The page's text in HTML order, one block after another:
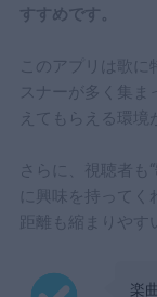
すすめです。
このアプリは歌
スナーが多く集
えてもらえる環境
さらに、視聴者も
に興味を持ってく
距離も縮まりやす
楽